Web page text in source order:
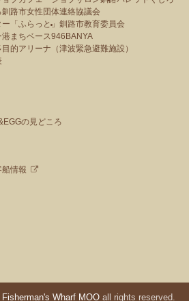
釧路市女性団体連絡協議会
「ふらっと」釧路市教育委員会
港まちベース946BANYA
目的アリーナ（津波緊急避難施設）
の見どころ
船情報
Fisherman's Wharf MOOall rights reserved.